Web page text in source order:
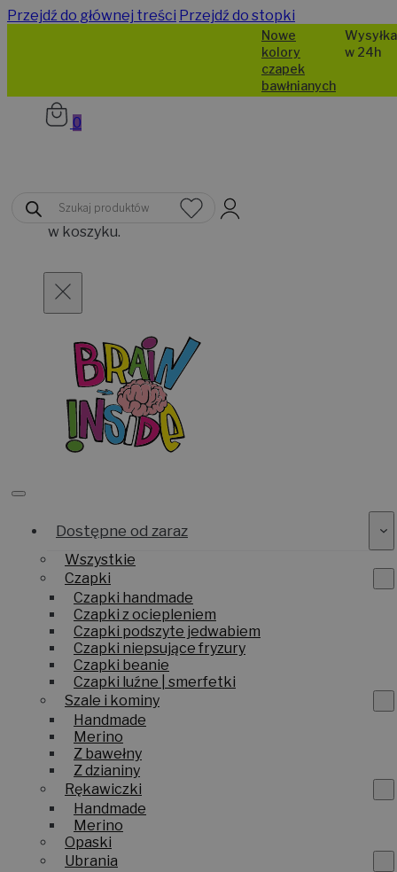
Przejdź do głównej treści Przejdź do stopki
Nowe
kolory
czapek
bawłnianych
Wysyłka
w 24h
Wyszukiwarka
produktów
0
produktów
w koszyku.
Dostępne od zaraz
Wszystkie
Czapki
Czapki handmade
Czapki z ociepleniem
Czapki podszyte jedwabiem
Czapki niepsujące fryzury
Czapki beanie
Czapki luźne | smerfetki
Szale i kominy
Handmade
Merino
Z bawełny
Z dzianiny
Rękawiczki
Handmade
Merino
Opaski
Ubrania